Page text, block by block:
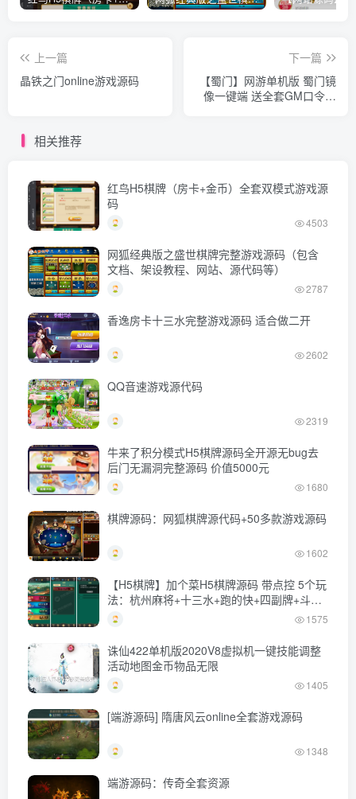
上一篇
晶铁之门online游戏源码
下一篇
【蜀门】网游单机版 蜀门镜
像一键端 送全套GM口令工
相关推荐
红鸟H5棋牌（房卡+金币）全套双模式游戏源
码
4503
网狐经典版之盛世棋牌完整游戏源码（包含
文档、架设教程、网站、源代码等）
2787
香逸房卡十三水完整游戏源码 适合做二开
2602
QQ音速游戏源代码
2319
牛来了积分模式H5棋牌源码全开源无bug去
后门无漏洞完整源码 价值5000元
1680
棋牌源码：网狐棋牌源代码+50多款游戏源码
1602
【H5棋牌】加个菜H5棋牌源码 带点控 5个玩
法：杭州麻将+十三水+跑的快+四副牌+斗地
主
1575
诛仙422单机版2020V8虚拟机一键技能调整
活动地图金币物品无限
1405
[端游源码] 隋唐风云online全套游戏源码
1348
端游源码：传奇全套资源